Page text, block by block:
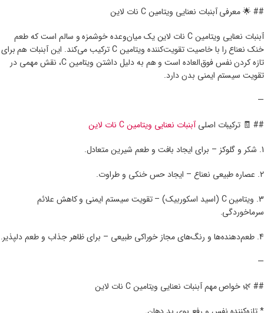
## 🌟 معرفی آبنبات نعنایی ویتامین C نات لاین
آبنبات نعنایی ویتامین C نات لاین یک میان‌وعده خوشمزه و سالم است که طعم
خنک نعناع را با خاصیت تقویت‌کننده ویتامین C ترکیب می‌کند. این آبنبات هم برای
تازه کردن نفس فوق‌العاده است و هم به دلیل داشتن ویتامین C، نقش مهمی در
تقویت سیستم ایمنی بدن دارد.
—
## 🧾 ترکیبات اصلیآبنبات نعنایی ویتامین C نات لاین
1. شکر و گلوکز – برای ایجاد بافت و طعم شیرین متعادل.
2. عصاره طبیعی نعناع – ایجاد حس خنکی و طراوت.
3. ویتامین C (اسید اسکوربیک) – تقویت سیستم ایمنی و کاهش علائم
سرماخوردگی.
4. طعم‌دهنده‌ها و رنگ‌های مجاز خوراکی طبیعی – برای ظاهر جذاب و طعم دلپذیر.
—
## 🌿 خواص مهم آبنبات نعنایی ویتامین C نات لاین